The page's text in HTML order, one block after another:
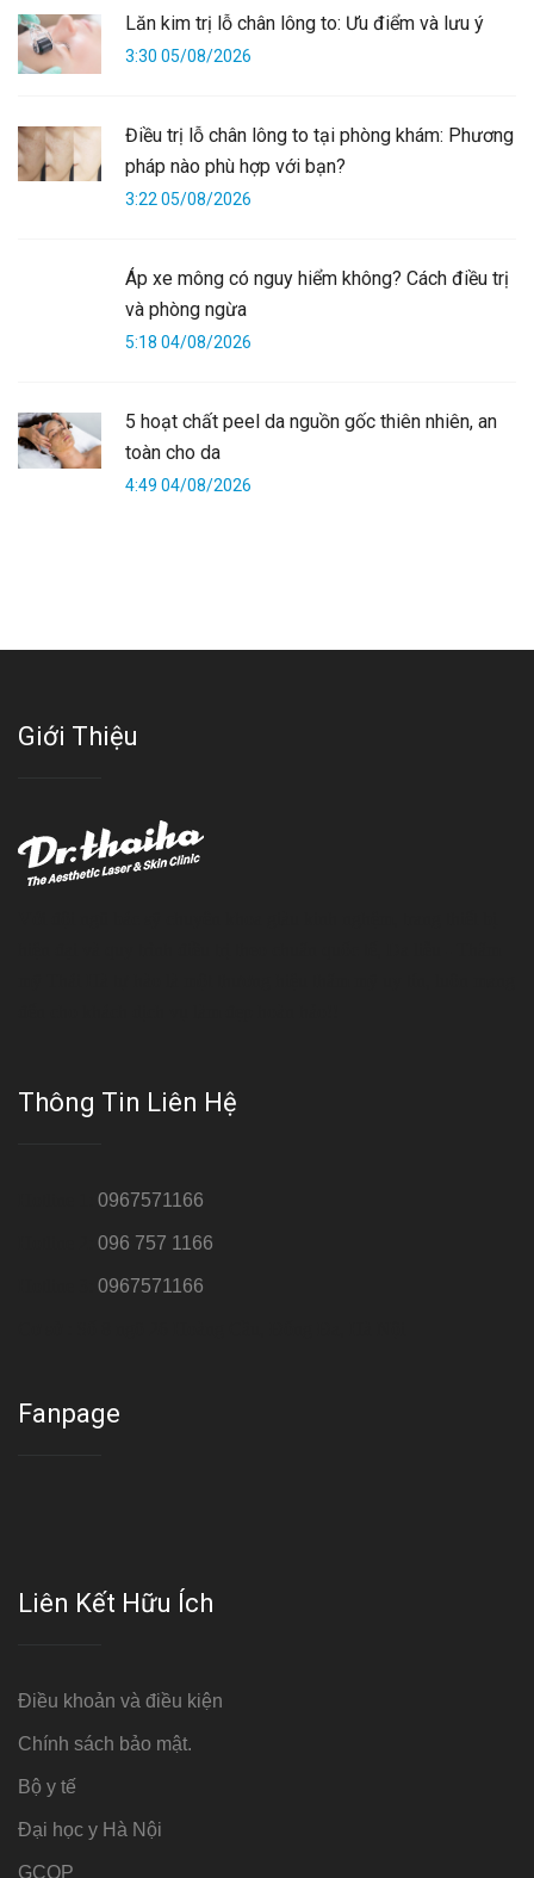
Lăn kim trị lỗ chân lông to: Ưu điểm và lưu ý
3:30 05/08/2026
Điều trị lỗ chân lông to tại phòng khám: Phương
pháp nào phù hợp với bạn?
3:22 05/08/2026
Áp xe mông có nguy hiểm không? Cách điều trị
và phòng ngừa
5:18 04/08/2026
5 hoạt chất peel da nguồn gốc thiên nhiên, an
toàn cho da
4:49 04/08/2026
Giới Thiệu
Thông Tin Liên Hệ
0967571166
096 757 1166
0967571166
Fanpage
Liên Kết Hữu Ích
Điều khoản và điều kiện
Chính sách bảo mật.
Bộ y tế
Đại học y Hà Nội
GCOP